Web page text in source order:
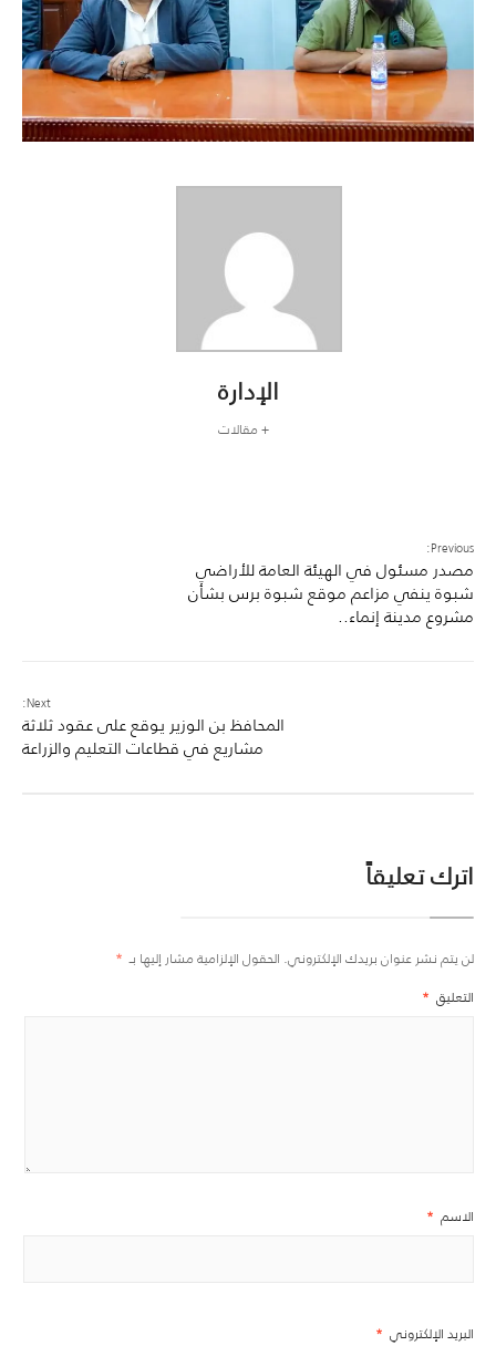
الإدارة
+ مقالات
Previous:
مصدر مسئول في الهيئة العامة للأراضي
شبوة ينفي مزاعم موقع شبوة برس بشأن
مشروع مدينة إنماء..
Next:
المحافظ بن الوزير يوقع على عقود ثلاثة
مشاريع في قطاعات التعليم والزراعة
اترك تعليقاً
لن يتم نشر عنوان بريدك الإلكتروني. الحقول الإلزامية مشار إليها بـ *
التعليق *
الاسم *
البريد الإلكتروني *